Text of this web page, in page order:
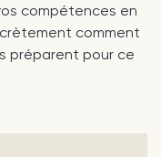
compétences en
comment
préparent pour ce